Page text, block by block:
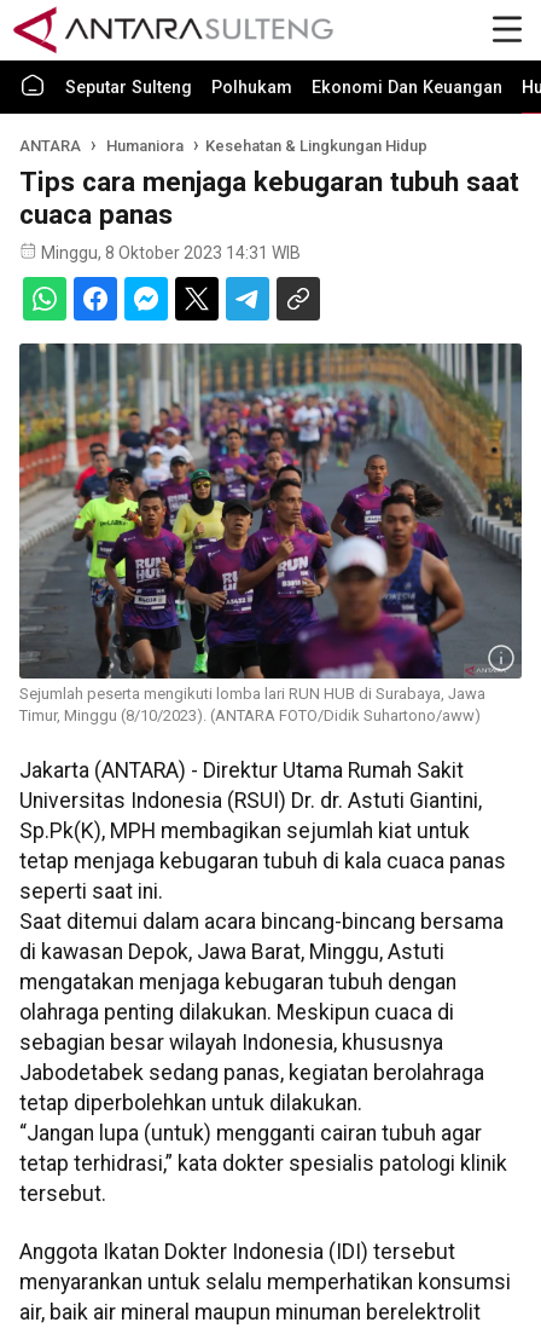
Seputar Sulteng Polhukam Ekonomi Dan Keuangan
ANTARA Humaniora Kesehatan & Lingkungan Hidup
Tips cara menjaga kebugaran tubuh saat
cuaca panas
Minggu, 8 Oktober 2023 14:31 WIB
Sejumlah peserta mengikuti lomba lari RUN HUB di Surabaya, Jawa
Timur, Minggu (8/10/2023). (ANTARA FOTO/Didik Suhartono/aww)
Jakarta (ANTARA) - Direktur Utama Rumah Sakit
Universitas Indonesia (RSUI) Dr. dr. Astuti Giantini,
Sp.Pk(K), MPH membagikan sejumlah kiat untuk
tetap menjaga kebugaran tubuh di kala cuaca panas
seperti saat ini.
Saat ditemui dalam acara bincang-bincang bersama
di kawasan Depok, Jawa Barat, Minggu, Astuti
mengatakan menjaga kebugaran tubuh dengan
olahraga penting dilakukan. Meskipun cuaca di
sebagian besar wilayah Indonesia, khususnya
Jabodetabek sedang panas, kegiatan berolahraga
tetap diperbolehkan untuk dilakukan.
“Jangan lupa (untuk) mengganti cairan tubuh agar
tetap terhidrasi,” kata dokter spesialis patologi klinik
tersebut.
Anggota Ikatan Dokter Indonesia (IDI) tersebut
menyarankan untuk selalu memperhatikan konsumsi
air, baik air mineral maupun minuman berelektrolit